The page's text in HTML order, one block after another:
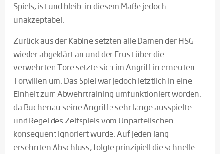
Spiels, ist und bleibt in diesem Maße jedoch
unakzeptabel.
Zurück aus der Kabine setzten alle Damen der HSG
wieder abgeklärt an und der Frust über die
verwehrten Tore setzte sich im Angriff in erneuten
Torwillen um. Das Spiel war jedoch letztlich in eine
Einheit zum Abwehrtraining umfunktioniert worden,
da Buchenau seine Angriffe sehr lange ausspielte
und Regel des Zeitspiels vom Unparteiischen
konsequent ignoriert wurde. Auf jeden lang
ersehnten Abschluss, folgte prinzipiell die schnelle